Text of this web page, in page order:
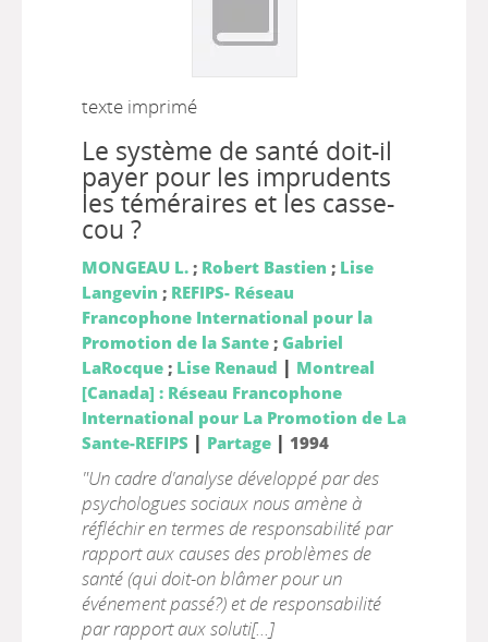
texte imprimé
Le système de santé doit-il
payer pour les imprudents
les téméraires et les casse-
cou ?
MONGEAU L.; Robert Bastien ; Lise
Langevin ; REFIPS- Réseau
Francophone International pour la
Promotion de la Sante; Gabriel
LaRocque; Lise Renaud | Montreal
[Canada] : Réseau Francophone
International pour La Promotion de La
Sante-REFIPS | Partage| 1994
"Un cadre d'analyse développé par des
psychologues sociaux nous amène à
réfléchir en termes de responsabilité par
rapport aux causes des problèmes de
santé (qui doit-on blâmer pour un
événement passé?) et de responsabilité
par rapport aux soluti[...]